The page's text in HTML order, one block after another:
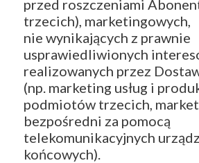
przed roszczeniami
trzecich), marketingowych,
nie wynikających z prawnie
usprawiedliwionych
realizowanych przez
(np. marketing usług i
podmiotów trzecich,
bezpośredni za pomocą
telekomunikacyjnych
końcowych).